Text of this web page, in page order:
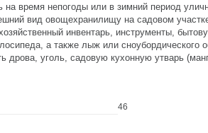
на время непогоды или в зимний период
вид овощехранилищу на садовом
инвентарь, инструменты,
а также лыж или сноубордического
дрова, уголь, садовую кухонную утварь
46